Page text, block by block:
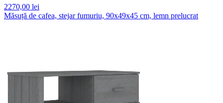
2270,00 lei
Măsuță de cafea, stejar fumuriu, 90x49x45 cm, lemn prelucrat